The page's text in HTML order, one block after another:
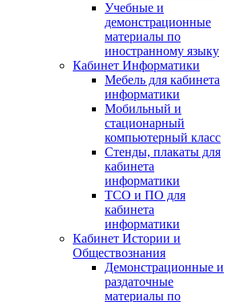
Учебные и
демонстрационные
материалы по
иностранному языку
Кабинет Информатики
Мебель для кабинета
информатики
Мобильный и
стационарный
компьютерный класс
Стенды, плакаты для
кабинета
информатики
ТСО и ПО для
кабинета
информатики
Кабинет Истории и
Обществознания
Демонстрационные и
раздаточные
материалы по